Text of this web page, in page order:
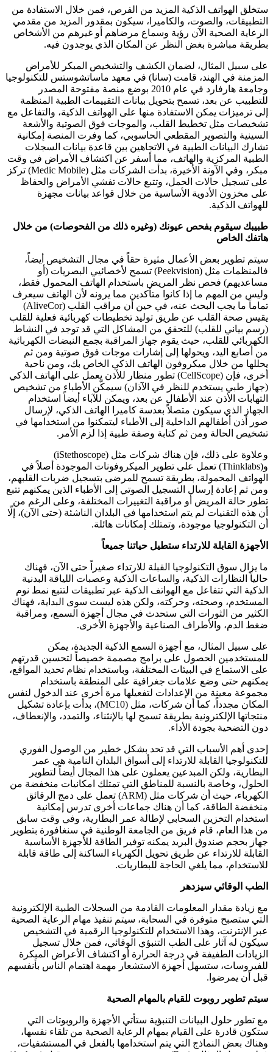
ستخلق الهواتف الذكية المزيد من الفرص، فمن خلال الاستفادة من
التطبيقات، والصوت، والكاميرا، سيكون بمقدور المزيد من مقدمي
الرعاية الصحية الآن رؤية وسماع مرضاهم أو غيرهم من الأشخاص
بطريقة مباشرة بغض النظر عن المكان الذي يوجدون فيه.
على سبيل المثال، لضمان الكشف والتشخيص المبكر للأمراض
المزمنة في الهند، قامت (سانا) في معهد ماساتشوستس للتكنولوجيا
وجامعة هارفارد في عام 2010 بوضع منصة مفتوحة المصدر
للتطبيب عن بعد، تسمح بتحويل بيانات التقييمات الطبية المنظمة
إلى ترميزات يمكن الاستفادة منها على الهواتف الذكية، والتفاعل مع
تشخيصات مثل تخطيط القلب، والموجات فوق الصوتية والأشعة
السينية والتصوير المقطعي الحاسوبي، كما وفرت المنصة إمكانية
تشارك البيانات الطبية في الاتجاهين بين قاعدة بيانات السجلات
الطبية المركزية والهاتف، مما أسفر عن اكتشاف الأمراض في وقت
مبكر، وفي الآونة الأخيرة، بدأت الشركات مثل (Medic Mobile) تركز
على تسجيل حالات الحمل، وتتبع حالات تفشي الأمراض والحفاظ
على مخزون الأدوية الأساسية من خلال قواعد بيانات مجهزة
للهواتف الذكية.
طبيبك سيقوم بفحص عيونك (وغيره ذلك من الفحوصات) من خلال
هاتفك الخاص
سيتم تطوير بعض الأعمال مثيرة حقاً في مجال التشخيص أيضاً،
فالمنظمات مثل (Peekvision) تسمح لأخصائيي البصريات (أو
مساعديهم) فحص نظر المريض باستخدام الهاتف المحمول فقط،
وليس من المهم ما إذا كانوا متأكدين مما يرونه لأن الهاتف سيعرف
تماماً ما يجب البحث عنه، في حين أن مراقب القلب (AliveCor)
يقيس صحة القلب عن طريق توليد تخطيطات كهربائية فعلية للقلب
(رسم بياني للقلب) للتحقق من المشاكل التي قد توجد في النشاط
الكهربائي للقلب، حيث يقوم جهاز المراقبة بجمع النبضات الكهربائية
من أصابع اليد، ويحولها إلى إشارات موجات فوق صوتية ومن ثم
يحللها من خلال ميكروفون الهاتف الذكي الخاص بك، ومن ناحية
أخرى، فإن (CellScope) تطور منظار للأذن يعمل على الهاتف الذكي
(جهاز طبي يستخدم للنظر في الآذان) سيمكّن الأطباء من تشخيص
التهابات الأذن عند الأطفال عن بعد، ويمكن للآباء أيضاً استخدام
الجهاز الذي سيكون متصلاً بعدسة كاميرا الهاتف الذكي، لإرسال
صور أذن أطفالهم الداخلية إلى الأطباء ليتمكنوا من استخدامها في
تشخيص الحالة ومن ثم كتابة وصفة طبية إذا لزم الأمر.
وعلاوة على ذلك، فإن هناك شركات مثل (iStethoscope)
و(Thinklabs) تعمل على تطوير الميكروفونات الموجودة أصلاً في
الهواتف المحمولة، بطريقة تسمح للمرضى بتسجيل ضربات القلبهم،
ومن ثم إعادة إرسال التسجيل الصوتي إلى الأطباء الذين يمكنهم تتبع
تطور حالة المريض أو مراقبة التغييرات المختلفة، وعلى الرغم من
أن هذه التقنيات لم يتم استخدامها في البلدان الناشئة (حتى الآن)، إلّا
أن التكنولوجيا موجودة، وتمتلك إمكانات هائلة.
الأجهزة القابلة للارتداء ستطيل حياتنا جميعاً
ما يزال سوق التكنولوجيا القبلة للارتداء صغيراً حتى الآن، فهناك
حالياً النظارات الذكية، والساعات الذكية وعصبات اللياقة البدنية
الذكية التي تتفاعل مع الهواتف الذكية عبر تطبيقات لتتبع نمط نوم
المستخدم، وصحته، وحركته، ولكن هذه ليست سوى البداية، فهناك
الكثير من الثورات التي ستحدث في مجال أجهزة السمع، ومراقبة
ضغط الدم، والأطراف الصناعية والأجهزة الأخرى.
على سبيل المثال، مع أجهزة السمع الذكية الجديدة، يمكن
للمستخدمين الحصول على برامج مصممة خصيصاً لتحسين قدرتهم
على الاستماع في البيئات المختلفة، وباستخدام نظام تحديد المواقع،
يمكنهم حتى وضع علامات جغرافية على المنطقة باستخدام
مجموعة معينة من الإعدادات لتفعيلها مرة أخرى عند الدخول لنفس
المكان مجدداً، كما أن شركات، مثل (MC10)، بدأت بإعادة تشكيل
منتجاتها الإلكترونية بطريقة تسمح لها بالإنثناء، والتمدد، والإنعطاف،
دون التضحية بجودة الأداء.
إحدى أهم الأسباب التي قد تحد بشكل خطير من الوصول الفوري
للتكنولوجيا القابلة للارتداء إلى أسواق البلدان النامية هي عمر
البطارية، ولكن المبدعين يعملون على هذا المجال أيضاً لتطوير
الحلول، وخاصة بالنسبة للمناطق التي تمتلك امكانيات منخفضة من
الكهرباء، حيث أن شركات مثل (ARM) تعمل على دمج الرقائق
منخفضة الطاقة، كما أن هناك جماعات أخرى تدرس إمكانية
استخدام التخزين السحابي لإطالة عمر البطارية، وفي وقت سابق
من هذا العام، قام فريق من الجامعة الوطنية في سنغافورة بتطوير
جهاز بحجم صندوق البريد يمكنه توفير الطاقة للأجهزة الأساسية
القابلة للارتداء عن طريق تحويل الكهرباء الساكنة إلى طاقة قابلة
للاستخدام، مما يلغي الحاجة للبطاريات.
الطب الوقائي سيزدهر
مع زيادة مقدار المعلومات القادمة من السجلات الطبية الإلكترونية
التي ستصبح متوفرة في السحابة، سيتم تنفيذ مهام الرعاية الصحية
عبر الإنترنت، وهذا الاستخدام للتكنولوجيا الرقمية في التشخيص
سيكون له آثار على الطب التنبؤي الوقائي، فمن خلال تسجيل
الزيادات الطفيفة في درجة الحرارة أو اكتشاف الأعراض المبكرة
للفيروسات، ستسهل أجهزة الاستشعار مهمة اهتمام الناس بأنفسهم
قبل أن يمرضوا.
سيتم تطوير روبوت للقيام بالمهام الصحية
مع تطور حلول البيانات التنبؤية ستأتي الأجهزة والروبوتات التي
ستكون قادرة على القيام بمهام الرعاية الصحية من تلقاء نفسها،
وهناك بعض النماذج التي يتم استخدامها بالفعل في المستشفيات،